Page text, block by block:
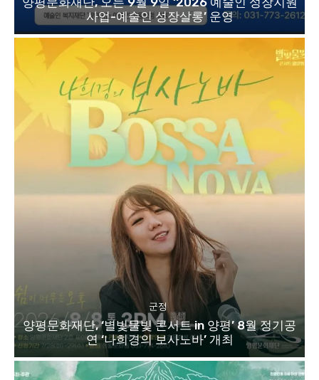
사업-예술인 성장살롱’ 운영
군정
양평문화재단, ‘별빛물빛 콘서트 in 양평’ 8월 정기공
연 ‘나희경의 보사노바’ 개최